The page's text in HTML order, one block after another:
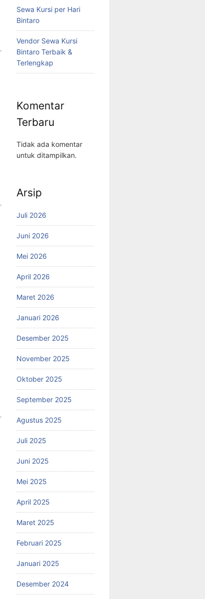
Sewa Kursi per Hari
Bintaro
Vendor Sewa Kursi
Bintaro Terbaik &
Terlengkap
Komentar
Terbaru
Tidak ada komentar
untuk ditampilkan.
Arsip
Juli 2026
Juni 2026
Mei 2026
April 2026
Maret 2026
Januari 2026
Desember 2025
November 2025
Oktober 2025
September 2025
Agustus 2025
Juli 2025
Juni 2025
Mei 2025
April 2025
Maret 2025
Februari 2025
Januari 2025
Desember 2024